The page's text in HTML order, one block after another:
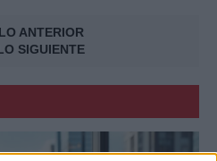
ANTERIOR
SIGUIENTE